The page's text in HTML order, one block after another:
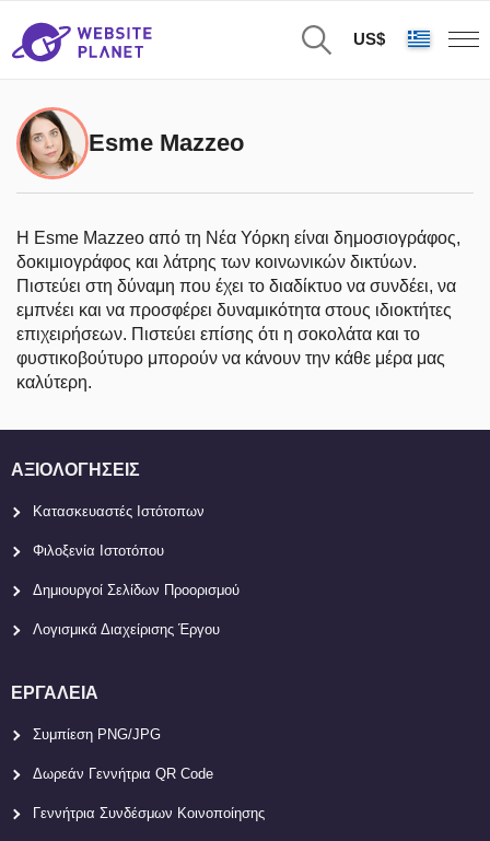
US$
Esme Mazzeo
Η Esme Mazzeo από τη Νέα Υόρκη είναι δημοσιογράφος,
δοκιμιογράφος και λάτρης των κοινωνικών δικτύων.
Πιστεύει στη δύναμη που έχει το διαδίκτυο να συνδέει, να
εμπνέει και να προσφέρει δυναμικότητα στους ιδιοκτήτες
επιχειρήσεων. Πιστεύει επίσης ότι η σοκολάτα και το
φυστικοβούτυρο μπορούν να κάνουν την κάθε μέρα μας
καλύτερη.
ΑΞΙΟΛΟΓΉΣΕΙΣ
Κατασκευαστές Ιστότοπων
Φιλοξενία Ιστοτόπου
Δημιουργοί Σελίδων Προορισμού
Λογισμικά Διαχείρισης Έργου
ΕΡΓΑΛΕΊΑ
Συμπίεση PNG/JPG
Δωρεάν Γεννήτρια QR Code
Γεννήτρια Συνδέσμων Κοινοποίησης